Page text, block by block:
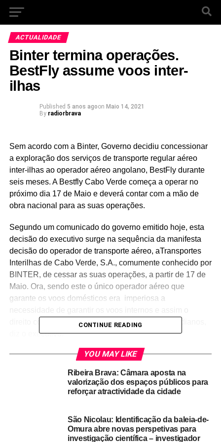
ACTUALIDADE
Binter termina operações.
BestFly assume voos inter-
ilhas
Published 5 anos agoon Maio 14, 2021
By radiorbrava
Sem acordo com a Binter, Governo decidiu concessionar
a exploração dos serviços de transporte regular aéreo
inter-ilhas ao operador aéreo angolano, BestFly durante
seis meses. A Bestfly Cabo Verde começa a operar no
próximo dia 17 de Maio e deverá contar com a mão de
obra nacional para as suas operações.
Segundo um comunicado do governo emitido hoje, esta
decisão do executivo surge na sequência da manifesta
decisão do operador de transporte aéreo, aTransportes
Interilhas de Cabo Verde, S.A., comumente conhecido por
BINTER, de cessar as suas operações, a partir de 17 de
Maio. Ora, sendo este o único operador aéreo que
garante os voos domésticos era imperiosa a
direito constitucional de mobilidade dos cabo-verdianos,
diz o executivo.
Na nota, o governo informa que os accionistas da TICV
deram a conhecer uma queda de 70% dos passageiros e,
nesse contexto, ainda em 2020, o executivo apresentou
algumas modalidades de ajuda no quadro dos
civil, por forma a ultrapassar essa situação.
“No decorrer das conversações sobre o modelo de apoio
CONTINUE READING
YOU MAY LIKE
Ribeira Brava: Câmara aposta na
valorização dos espaços públicos para
reforçar atractividade da cidade
São Nicolau: Identificação da baleia-de-
Omura abre novas perspetivas para
investigação científica – investigador